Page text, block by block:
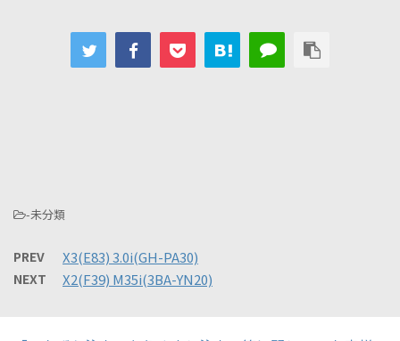
-未分類
PREV X3(E83) 3.0i(GH-PA30)
NEXT X2(F39) M35i(3BA-YN20)